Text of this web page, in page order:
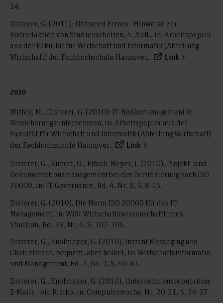
24.
Disterer, G. (2011): Unforced Errors - Hinweise zur
Endredaktion von Studienarbeiten, 4. Aufl., in: Arbeitspapier
aus der Fakultät für Wirtschaft und Informatik (Abteilung
Wirtschaft) der Fachhochschule Hannover.
Link
2010
Wittek, M., Disterer, G. (2010): IT-Risikomanagement in
Versicherungsunternehmen, in: Arbeitspapier aus der
Fakultät für Wirtschaft und Informatik (Abteilung Wirtschaft)
der Fachhochschule Hannover.
Link
Disterer, G., Kunert, O., Eibich-Meyer, I. (2010), Projekt- und
Dokumentationsmanagement bei der Zertifizierung nach ISO
20000, in: IT-Governance, Bd. 4, Nr. 8, S. 8-15.
Disterer, G. (2010), Die Norm ISO 20000 für das IT-
Management, in: WiSt Wirtschaftswissenschaftliches
Studium, Bd. 39, Nr. 6, S. 302-306.
Disterer, G., Knolmayer, G. (2010), Instant Messaging und
Chat: einfach, bequem, aber heikel, in: Wirtschaftsinformatik
und Management, Bd. 2, Nr. 3, S. 40-43.
Disterer, G., Knolmayer, G. (2010), Unternehmensreputation:
E-Mails - ein Risiko, in: Computerwoche, Nr. 20-21, S. 36-37.